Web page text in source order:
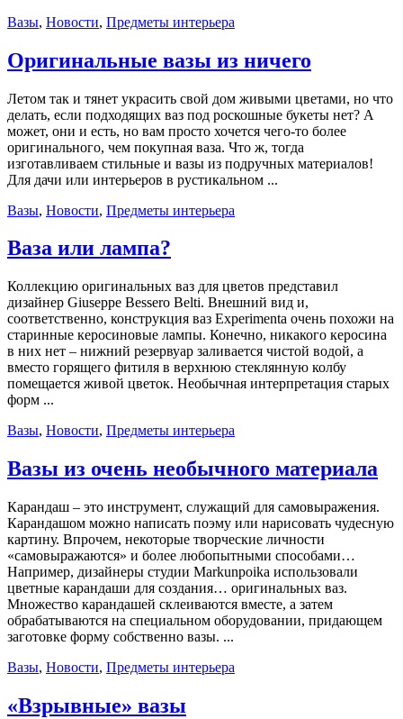
Вазы, Новости, Предметы интерьера
Оригинальные вазы из ничего
Летом так и тянет украсить свой дом живыми цветами, но что
делать, если подходящих ваз под роскошные букеты нет? А
может, они и есть, но вам просто хочется чего-то более
оригинального, чем покупная ваза. Что ж, тогда
изготавливаем стильные и вазы из подручных материалов!
Для дачи или интерьеров в рустикальном ...
Вазы, Новости, Предметы интерьера
Ваза или лампа?
Коллекцию оригинальных ваз для цветов представил
дизайнер Giuseppe Bessero Belti. Внешний вид и,
соответственно, конструкция ваз Experimenta очень похожи на
старинные керосиновые лампы. Конечно, никакого керосина
в них нет – нижний резервуар заливается чистой водой, а
вместо горящего фитиля в верхнюю стеклянную колбу
помещается живой цветок. Необычная интерпретация старых
форм ...
Вазы, Новости, Предметы интерьера
Вазы из очень необычного материала
Карандаш – это инструмент, служащий для самовыражения.
Карандашом можно написать поэму или нарисовать чудесную
картину. Впрочем, некоторые творческие личности
«самовыражаются» и более любопытными способами…
Например, дизайнеры студии Markunpoika использовали
цветные карандаши для создания… оригинальных ваз.
Множество карандашей склеиваются вместе, а затем
обрабатываются на специальном оборудовании, придающем
заготовке форму собственно вазы. ...
Вазы, Новости, Предметы интерьера
«Взрывные» вазы